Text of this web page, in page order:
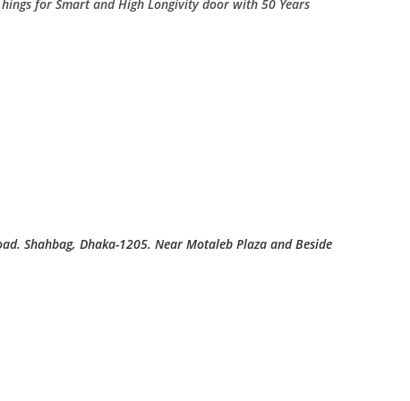
for Smart and High Longivity door with 50 Years
Shahbag, Dhaka-1205. Near Motaleb Plaza and Beside